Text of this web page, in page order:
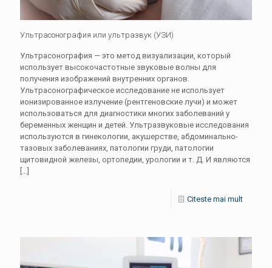
Ультрасонография или ультразвук (УЗИ)
Ультрасонография — это метод визуализации, который
использует высокочастотные звуковые волны для
получения изображений внутренних органов.
Ультрасонографическое исследование не использует
ионизированное излучение (рентгеновские лучи) и может
использоваться для диагностики многих заболеваний у
беременных женщин и детей. Ультразвуковые исследования
используются в гинекологии, акушерстве, абдоминально-
тазовых заболеваниях, патологии груди, патологии
щитовидной железы, ортопедии, урологии и т. Д. И являются
[…]
Citeste mai mult